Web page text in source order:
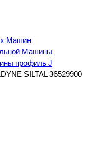
Машин
Машины
профиль J
SILTAL 36529900